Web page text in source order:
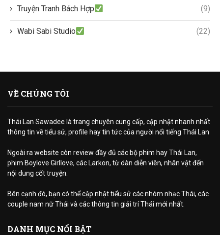
Truyện Tranh Bách Hợp (9)
Wabi Sabi Studio (22)
VỀ CHÚNG TÔI
Thái Lan Sawadee là trang chuyên cung cấp, cập nhật nhanh nhất
thông tin về tiểu sử, profile hay tin tức của người nổi tiếng Thái Lan
Ngoài ra website còn review đầy đủ các bộ phim hay Thái Lan,
phim Boylove Girllove, các Larkon, từ dàn diễn viên, nhân vật đến
nội dung cốt truyện.
Bên cạnh đó, bạn có thể cập nhật tiểu sử các nhóm nhạc Thái, các
couple nam nữ Thái và các thông tin giải trí Thái mới nhất.
DANH MỤC NỔI BẬT